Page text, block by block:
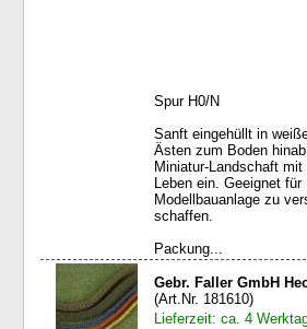
Spur H0/N
Sanft eingehüllt in
Ästen zum Boden
Miniatur-Landschaft
Leben ein. Geeignet
Modellbauanlage zu
schaffen.
Packung...
Gebr. Faller GmbH
(Art.Nr. 181610)
Lieferzeit: ca. 4